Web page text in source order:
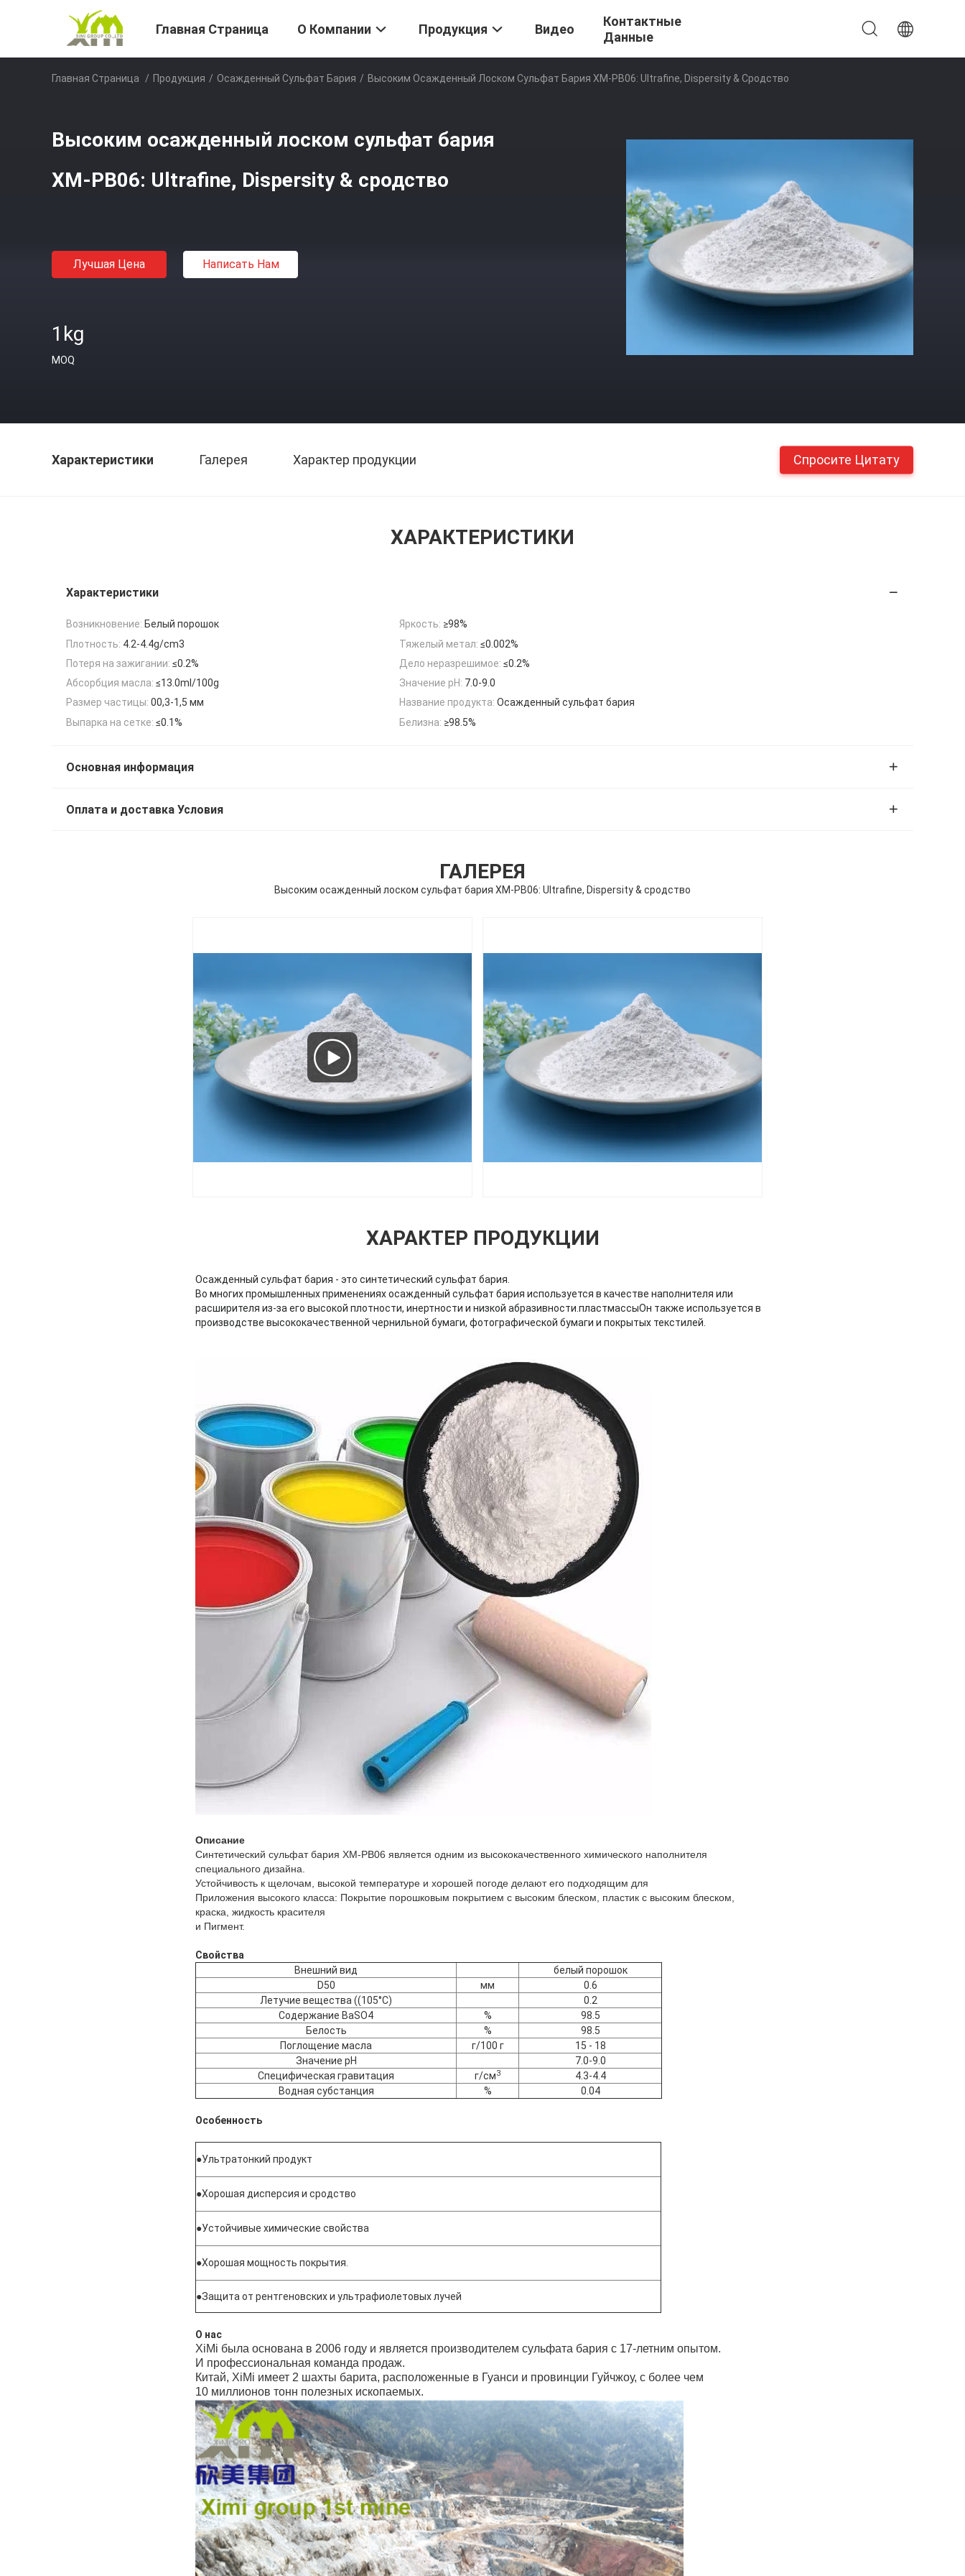
Главная Страница О Компании Продукция Видео
Контактные
Данные
Главная Страница / Продукция / Осажденный Сульфат Бария / Высоким Осажденный Лоском Сульфат Бария XM-PB06: Ultrafine, Dispersity & Сродство
Высоким осажденный лоском сульфат бария
XM-PB06: Ultrafine, Dispersity & сродство
Лучшая Цена Написать Нам
1kg
MOQ
Характеристики Галерея Характер продукции Спросите Цитату
ХАРАКТЕРИСТИКИ
Характеристики
Возникновение: Белый порошок Яркость: ≥98%
Плотность: 4.2-4.4g/cm3 Тяжелый метал: ≤0.002%
Потеря на зажигании: ≤0.2% Дело неразрешимое: ≤0.2%
Абсорбция масла: ≤13.0ml/100g Значение pH: 7.0-9.0
Размер частицы: 00,3-1,5 мм Название продукта: Осажденный сульфат бария
Выпарка на сетке: ≤0.1% Белизна: ≥98.5%
Основная информация
Оплата и доставка Условия
ГАЛЕРЕЯ
Высоким осажденный лоском сульфат бария XM-PB06: Ultrafine, Dispersity & сродство
ХАРАКТЕР ПРОДУКЦИИ
Осажденный сульфат бария - это синтетический сульфат бария.
Во многих промышленных применениях осажденный сульфат бария используется в качестве наполнителя или
расширителя из-за его высокой плотности, инертности и низкой абразивности.пластмассыОн также используется в
производстве высококачественной чернильной бумаги, фотографической бумаги и покрытых текстилей.
Описание
Синтетический сульфат бария XM-PB06 является одним из высококачественного химического наполнителя
специального дизайна.
Устойчивость к щелочам, высокой температуре и хорошей погоде делают его подходящим для
Приложения высокого класса: Покрытие порошковым покрытием с высоким блеском, пластик с высоким блеском,
краска, жидкость красителя
и Пигмент.
Свойства
Внешний вид
белый порошок
D50
мм
0.6
Летучие вещества ((105°C)
0.2
Содержание BaSO4
%
98.5
Белость
%
98.5
Поглощение масла
г/100 г
15 - 18
Значение pH
7.0-9.0
Специфическая гравитация
г/см3
4.3-4.4
Водная субстанция
% 0.04
Особенность
●Ультратонкий продукт
●Хорошая дисперсия и сродство
●Устойчивые химические свойства
●Хорошая мощность покрытия.
●Защита от рентгеновских и ультрафиолетовых лучей
О нас
XiMi была основана в 2006 году и является производителем сульфата бария с 17-летним опытом.
И профессиональная команда продаж.
Китай, XiMi имеет 2 шахты барита, расположенные в Гуанси и провинции Гуйчжоу, с более чем
10 миллионов тонн полезных ископаемых.